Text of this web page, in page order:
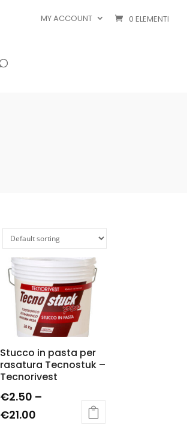
MY ACCOUNT 0 ELEMENTI
Stucco in pasta per
rasatura Tecnostuk –
Tecnorivest
€2.50 –
€21.00